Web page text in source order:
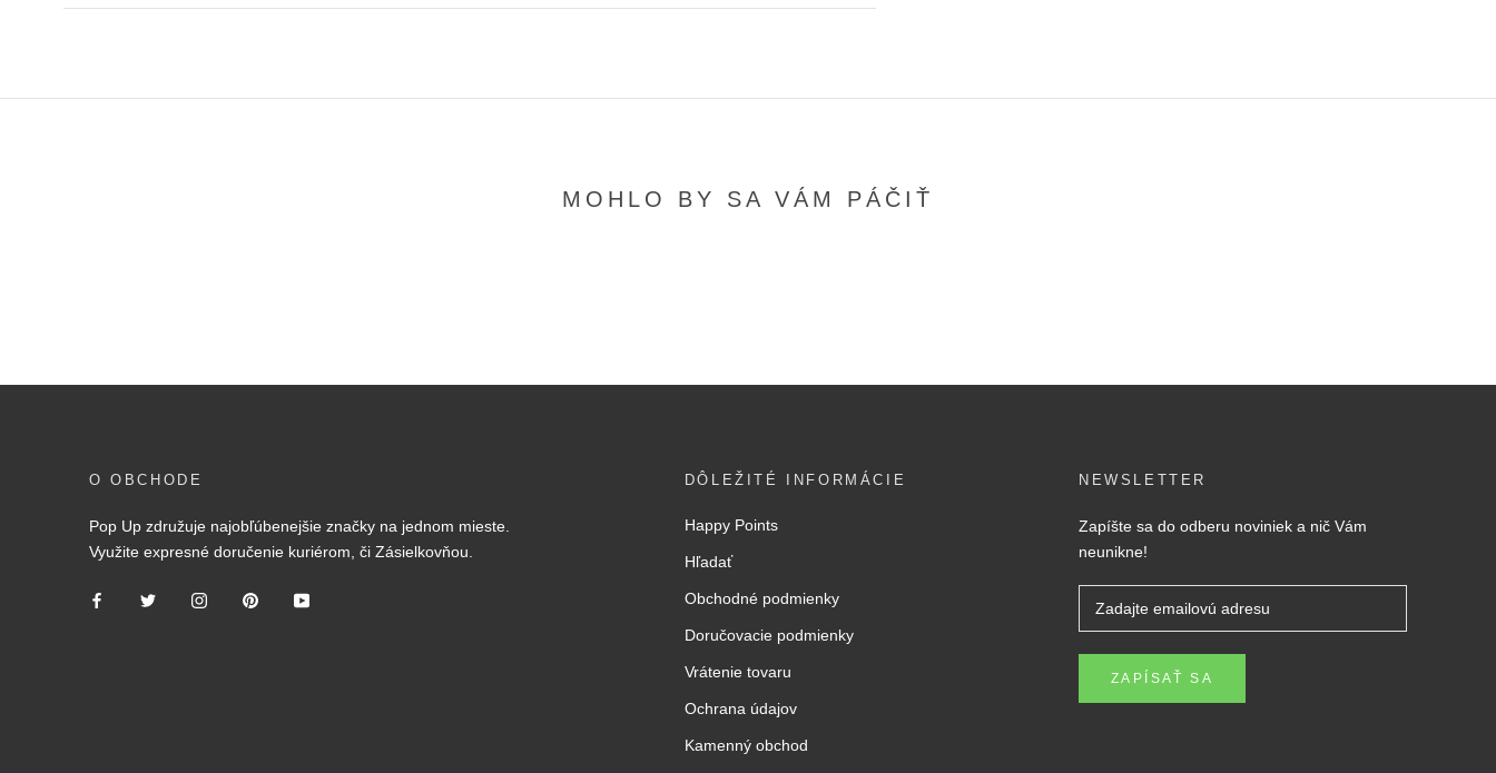
MOHLO BY SA VÁM PÁČIŤ
O OBCHODE
Pop Up združuje najobľúbenejšie značky na jednom mieste.
Využite expresné doručenie kuriérom, či Zásielkovňou.
DÔLEŽITÉ INFORMÁCIE
Happy Points
Hľadať
Obchodné podmienky
Doručovacie podmienky
Vrátenie tovaru
Ochrana údajov
Kamenný obchod
NEWSLETTER
Zapíšte sa do odberu noviniek a nič Vám
neunikne!
ZAPÍSAŤ SA